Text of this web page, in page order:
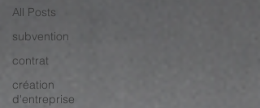
All Posts
subvention
contrat
création
d'entreprise